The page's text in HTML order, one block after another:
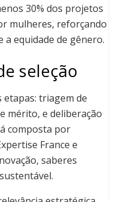
30% dos projetos
mulheres, reforçando
a equidade de gênero.
seleção
etapas: triagem de
mérito, e deliberação
composta por
France e
saberes